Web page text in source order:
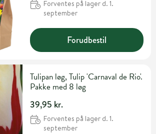
Forventes på lager d. 1.
september
Forudbestil
Tulipan løg, Tulip 'Carnaval de Rio'.
Pakke med 8 løg
39,95 kr.
Forventes på lager d. 1.
september